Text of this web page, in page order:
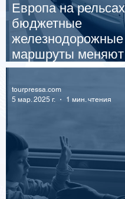
Европа на
бюджетные
железнодорожные
маршруты меняют
туристическую
в 2025 году
tourpressa.com
5 мар. 2025 г.
1 мин. чтения